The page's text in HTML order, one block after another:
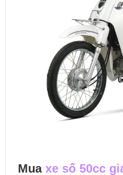
Mua xe số 50cc